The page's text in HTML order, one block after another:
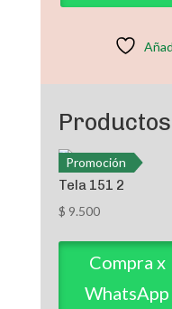
Promoción
Tela 151 2
$ 9.500
Compra x
WhatsApp